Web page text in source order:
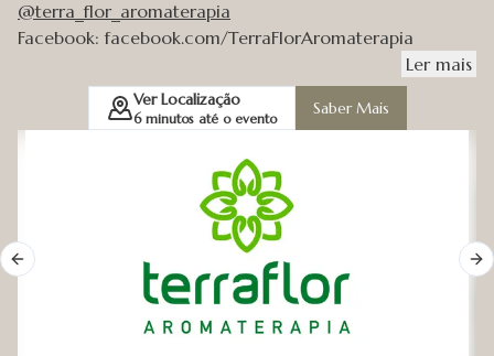
@terra_flor_aromaterapia
Facebook: facebook.com/TerraFlorAromaterapia
Ler mais
Ver Localização
6minutos até o evento
Saber Mais
Previous slide